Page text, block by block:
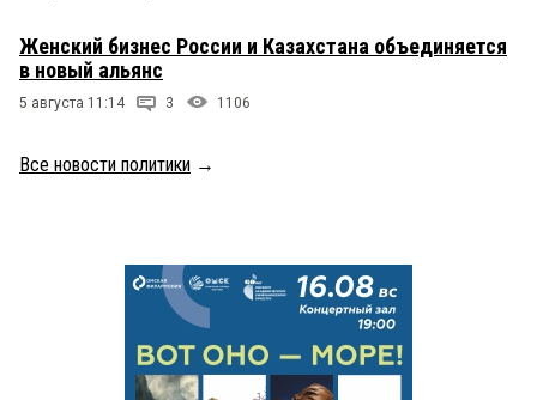
Женский бизнес России и Казахстана объединяется
в новый альянс
5 августа 11:14 3 1106
Все новости политики →